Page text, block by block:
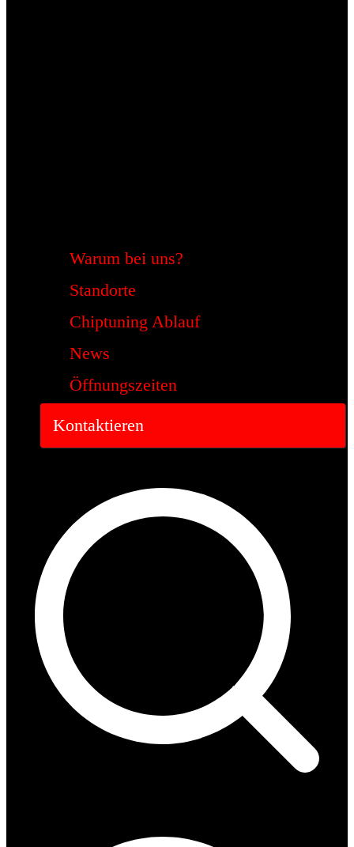
Warum bei uns?
Standorte
Chiptuning Ablauf
News
Öffnungszeiten
Kontaktieren